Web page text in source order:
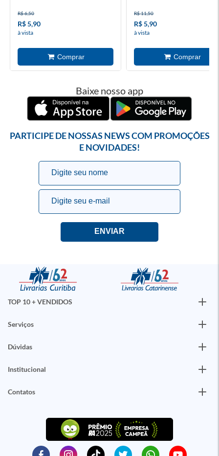
R$ 6,50
R$ 5,90
à vista
R$ 11,50
R$ 5,90
à vista
Baixe nosso app
PARTICIPE DE NOSSAS NEWS COM PROMOÇÕES
E NOVIDADES!
TOP 10 + VENDIDOS
Serviços
Dúvidas
Institucional
Contatos